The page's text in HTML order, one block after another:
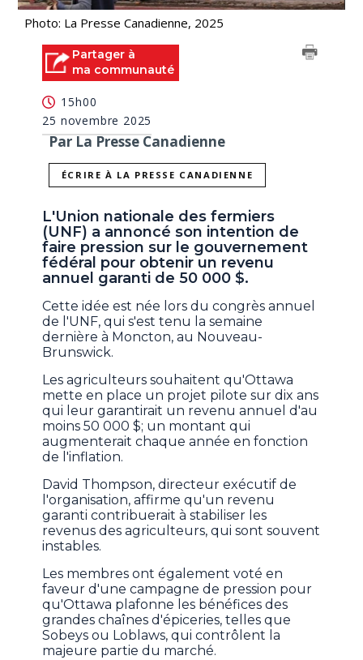
Photo: La Presse Canadienne, 2025
Partager à
ma communauté
15h00
25 novembre 2025
Par La Presse Canadienne
ÉCRIRE À LA PRESSE CANADIENNE
L'Union nationale des fermiers
(UNF) a annoncé son intention de
faire pression sur le gouvernement
fédéral pour obtenir un revenu
annuel garanti de 50 000 $.
Cette idée est née lors du congrès annuel
de l'UNF, qui s'est tenu la semaine
dernière à Moncton, au Nouveau-
Brunswick.
Les agriculteurs souhaitent qu'Ottawa
mette en place un projet pilote sur dix ans
qui leur garantirait un revenu annuel d'au
moins 50 000 $; un montant qui
augmenterait chaque année en fonction
de l'inflation.
David Thompson, directeur exécutif de
l'organisation, affirme qu'un revenu
garanti contribuerait à stabiliser les
revenus des agriculteurs, qui sont souvent
instables.
Les membres ont également voté en
faveur d'une campagne de pression pour
qu'Ottawa plafonne les bénéfices des
grandes chaînes d'épiceries, telles que
Sobeys ou Loblaws, qui contrôlent la
majeure partie du marché.